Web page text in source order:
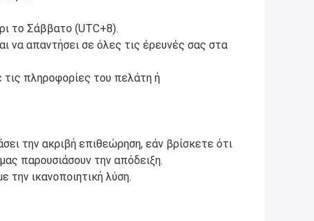
το Σάββατο (UTC+8).
να απαντήσει σε όλες τις έρευνές σας στα
πληροφορίες του πελάτη ή
την ακριβή επιθεώρηση, εάν βρίσκετε ότι
παρουσιάσουν την απόδειξη.
την ικανοποιητική λύση.